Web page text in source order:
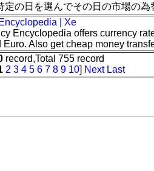
定の日を選んでその日の市場の
| Xe
Encyclopedia offers currency
Euro. Also get cheap money
record,Total 755 record
2 3 4 5 6 7 8 9 10] Next Last